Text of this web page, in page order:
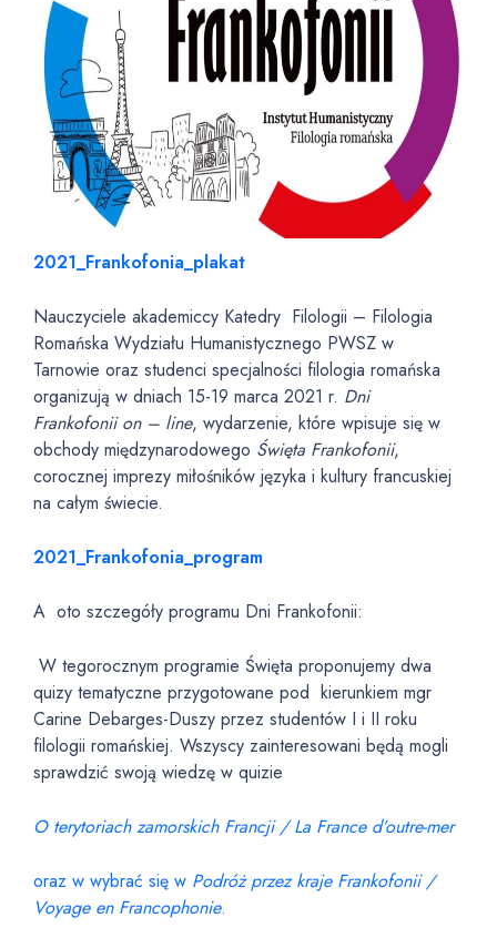
2021_Frankofonia_plakat
Nauczyciele akademiccy Katedry Filologii – Filologia
Romańska Wydziału Humanistycznego PWSZ w
Tarnowie oraz studenci specjalności filologia romańska
organizują w dniach 15-19 marca 2021 r. Dni
Frankofonii on – line, wydarzenie, które wpisuje się w
obchody międzynarodowego Święta Frankofonii,
corocznej imprezy miłośników języka i kultury francuskiej
na całym świecie.
2021_Frankofonia_program
A oto szczegóły programu Dni Frankofonii:
W tegorocznym programie Święta proponujemy dwa
quizy tematyczne przygotowane pod kierunkiem mgr
Carine Debarges-Duszy przez studentów I i II roku
filologii romańskiej. Wszyscy zainteresowani będą mogli
sprawdzić swoją wiedzę w quizie
O terytoriach zamorskich Francji / La France d’outre-mer
oraz w wybrać się w Podróż przez kraje Frankofonii /
Voyage en Francophonie.